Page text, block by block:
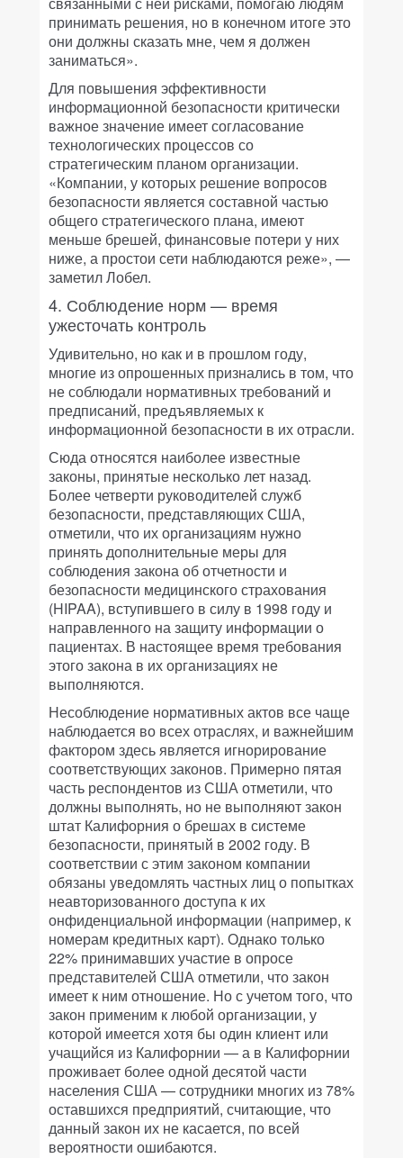
принимать решения, но в конечном итоге это
они должны сказать мне, чем я должен
заниматься».
Для повышения эффективности
информационной безопасности критически
важное значение имеет согласование
технологических процессов со
стратегическим планом организации.
«Компании, у которых решение вопросов
безопасности является составной частью
общего стратегического плана, имеют
меньше брешей, финансовые потери у них
ниже, а простои сети наблюдаются реже», —
заметил Лобел.
4. Соблюдение норм — время
ужесточать контроль
Удивительно, но как и в прошлом году,
многие из опрошенных признались в том, что
не соблюдали нормативных требований и
предписаний, предъявляемых к
информационной безопасности в их отрасли.
Сюда относятся наиболее известные
законы, принятые несколько лет назад.
Более четверти руководителей служб
безопасности, представляющих США,
отметили, что их организациям нужно
принять дополнительные меры для
соблюдения закона об отчетности и
безопасности медицинского страхования
(HIPAA), вступившего в силу в 1998 году и
направленного на защиту информации о
пациентах. В настоящее время требования
этого закона в их организациях не
выполняются.
Несоблюдение нормативных актов все чаще
наблюдается во всех отраслях, и важнейшим
фактором здесь является игнорирование
соответствующих законов. Примерно пятая
часть респондентов из США отметили, что
должны выполнять, но не выполняют закон
штат Калифорния о брешах в системе
безопасности, принятый в 2002 году. В
соответствии с этим законом компании
обязаны уведомлять частных лиц о попытках
неавторизованного доступа к их
онфиденциальной информации (например, к
номерам кредитных карт). Однако только
22% принимавших участие в опросе
представителей США отметили, что закон
имеет к ним отношение. Но с учетом того, что
закон применим к любой организации, у
которой имеется хотя бы один клиент или
учащийся из Калифорнии — а в Калифорнии
проживает более одной десятой части
населения США — сотрудники многих из 78%
оставшихся предприятий, считающие, что
данный закон их не касается, по всей
вероятности ошибаются.